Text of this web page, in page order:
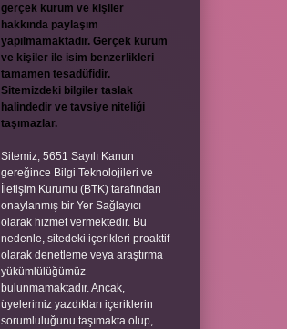
gerçek kurum ve kişiler
hakkında paylaşım
yapılmamaktadır. Gerçek kurum
ve kişiler ile isim benzerlikleri
tamamen tesadüfidir.
Sitemizdeki bilgiler taslak
halindedir ve tavsiye niteliği
taşımazlar.
Sitemiz, 5651 Sayılı Kanun
gereğince Bilgi Teknolojileri ve
İletişim Kurumu (BTK) tarafından
onaylanmış bir Yer Sağlayıcı
olarak hizmet vermektedir. Bu
nedenle, sitedeki içerikleri proaktif
olarak denetleme veya araştırma
yükümlülüğümüz
bulunmamaktadır. Ancak,
üyelerimiz yazdıkları içeriklerin
sorumluluğunu taşımakta olup,